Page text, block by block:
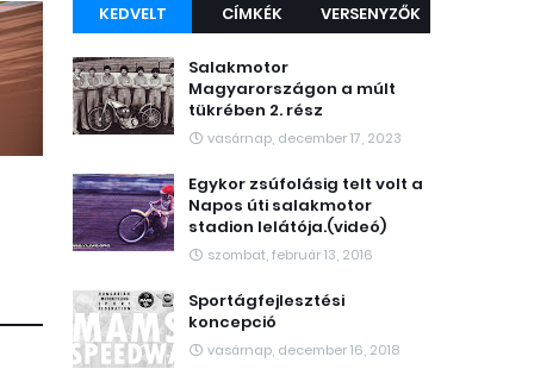
KEDVELT CÍMKÉK VERSENYZŐK
Salakmotor
Magyarországon a múlt
tükrében 2. rész
vasárnap, december 17, 2023
Egykor zsúfolásig telt volt a
Napos úti salakmotor
stadion lelátója.(videó)
szombat, február 13, 2016
Sportágfejlesztési
koncepció
vasárnap, december 16, 2018